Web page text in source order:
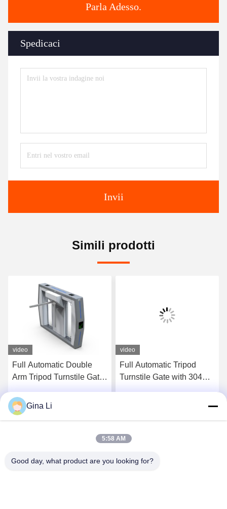
Parla Adesso.
Spedicaci
Invii
Simili prodotti
video
Full Automatic Double
Arm Tripod Turnstile Gate
Communication AC
220V/110V and 30-45
video
Full Automatic Tripod
Turnstile Gate with 304
Capacity
Gina Li
5:58 AM
Good day, what product are you looking for?